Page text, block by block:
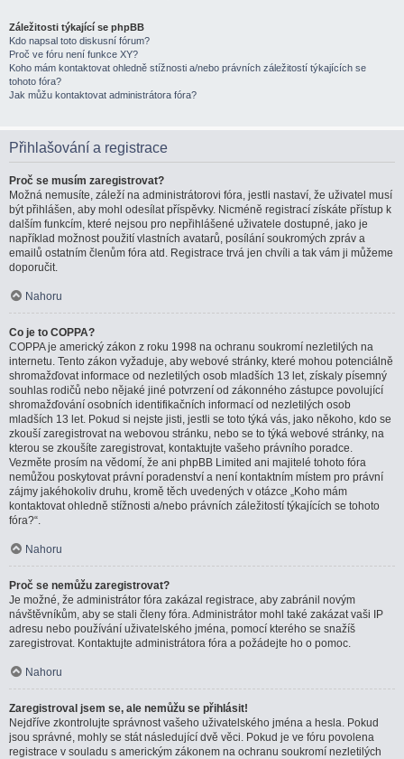
Záležitosti týkající se phpBB
Kdo napsal toto diskusní fórum?
Proč ve fóru není funkce XY?
Koho mám kontaktovat ohledně stížnosti a/nebo právních záležitostí týkajících se
tohoto fóra?
Jak můžu kontaktovat administrátora fóra?
Přihlašování a registrace
Proč se musím zaregistrovat?
Možná nemusíte, záleží na administrátorovi fóra, jestli nastaví, že uživatel musí
být přihlášen, aby mohl odesílat příspěvky. Nicméně registrací získáte přístup k
dalším funkcím, které nejsou pro nepřihlášené uživatele dostupné, jako je
například možnost použití vlastních avatarů, posílání soukromých zpráv a
emailů ostatním členům fóra atd. Registrace trvá jen chvíli a tak vám ji můžeme
doporučit.
Nahoru
Co je to COPPA?
COPPA je americký zákon z roku 1998 na ochranu soukromí nezletilých na
internetu. Tento zákon vyžaduje, aby webové stránky, které mohou potenciálně
shromažďovat informace od nezletilých osob mladších 13 let, získaly písemný
souhlas rodičů nebo nějaké jiné potvrzení od zákonného zástupce povolující
shromažďování osobních identifikačních informací od nezletilých osob
mladších 13 let. Pokud si nejste jisti, jestli se toto týká vás, jako někoho, kdo se
zkouší zaregistrovat na webovou stránku, nebo se to týká webové stránky, na
kterou se zkoušíte zaregistrovat, kontaktujte vašeho právního poradce.
Vezměte prosím na vědomí, že ani phpBB Limited ani majitelé tohoto fóra
nemůžou poskytovat právní poradenství a není kontaktním místem pro právní
zájmy jakéhokoliv druhu, kromě těch uvedených v otázce „Koho mám
kontaktovat ohledně stížnosti a/nebo právních záležitostí týkajících se tohoto
fóra?“.
Nahoru
Proč se nemůžu zaregistrovat?
Je možné, že administrátor fóra zakázal registrace, aby zabránil novým
návštěvníkům, aby se stali členy fóra. Administrátor mohl také zakázat vaši IP
adresu nebo používání uživatelského jména, pomocí kterého se snažíš
zaregistrovat. Kontaktujte administrátora fóra a požádejte ho o pomoc.
Nahoru
Zaregistroval jsem se, ale nemůžu se přihlásit!
Nejdříve zkontrolujte správnost vašeho uživatelského jména a hesla. Pokud
jsou správné, mohly se stát následující dvě věci. Pokud je ve fóru povolena
registrace v souladu s americkým zákonem na ochranu soukromí nezletilých